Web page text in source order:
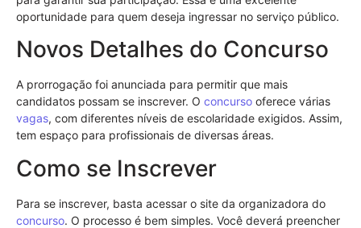
oportunidade para quem deseja ingressar no serviço público.
Novos Detalhes do Concurso
A prorrogação foi anunciada para permitir que mais
candidatos possam se inscrever. O concurso oferece várias
vagas, com diferentes níveis de escolaridade exigidos. Assim,
tem espaço para profissionais de diversas áreas.
Como se Inscrever
Para se inscrever, basta acessar o site da organizadora do
concurso. O processo é bem simples. Você deverá preencher